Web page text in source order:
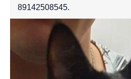
89142508545.